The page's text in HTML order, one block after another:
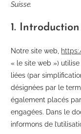
Suisse.
1. Introduction
Notre site web,
« le site web »)
liées (par
désignées par le
également placés
engagées. Dans le
informons de